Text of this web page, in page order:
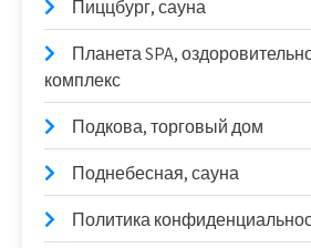
Пиццбург, сауна
Планета SPA,
комплекс
Подкова, торговый дом
Поднебесная, сауна
Политика